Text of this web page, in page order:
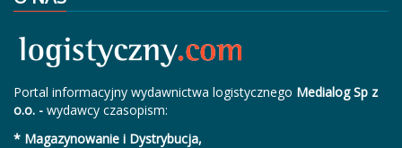
Portal informacyjny wydawnictwa logistycznego Medialog Sp z
o.o. - wydawcy czasopism:
* Magazynowanie i Dystrybucja,